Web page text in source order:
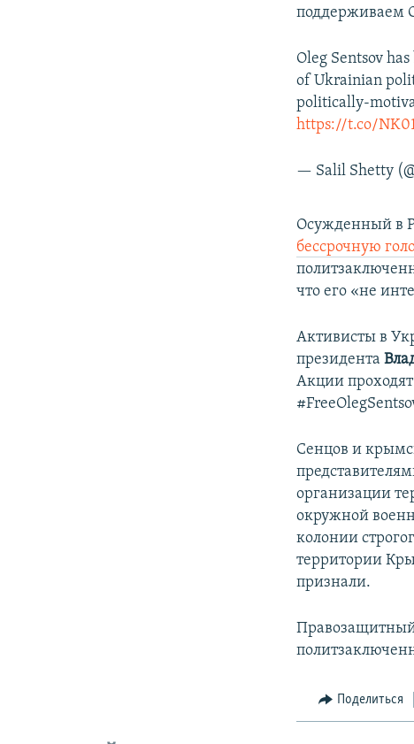
поддерживаем
Oleg Sentsov
of Ukrainian
politically-
https://t.co/
— Salil Shetty
Осужденный в
бессрочную
что его «не
Активисты в
президента
Акции
Сенцов и
организации
окружной
колонии
территории
признали.
Поделиться